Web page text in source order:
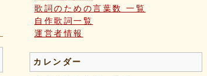
歌詞のための言葉数 一覧
自作歌詞一覧
運営者情報
カレンダー